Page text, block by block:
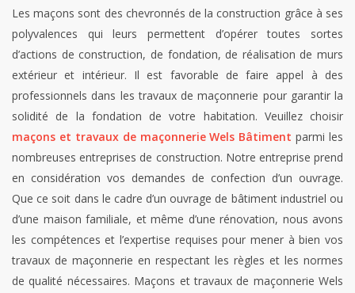
Les maçons sont des chevronnés de la construction grâce à ses
polyvalences qui leurs permettent d’opérer toutes sortes
d’actions de construction, de fondation, de réalisation de murs
extérieur et intérieur. Il est favorable de faire appel à des
professionnels dans les travaux de maçonnerie pour garantir la
solidité de la fondation de votre habitation. Veuillez choisir
maçons et travaux de maçonnerie Wels Bâtiment parmi les
nombreuses entreprises de construction. Notre entreprise prend
en considération vos demandes de confection d’un ouvrage.
Que ce soit dans le cadre d’un ouvrage de bâtiment industriel ou
d’une maison familiale, et même d’une rénovation, nous avons
les compétences et l’expertise requises pour mener à bien vos
travaux de maçonnerie en respectant les règles et les normes
de qualité nécessaires. Maçons et travaux de maçonnerie Wels